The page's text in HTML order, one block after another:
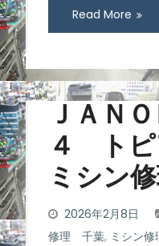
Read More
ＪＡＮ
４ ト
ミシン
2026年2月8日
修理 千葉, ミシン